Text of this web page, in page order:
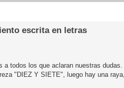
escrita en letras
todos los que aclaran nuestras dudas.
"DIEZ Y SIETE", luego hay una